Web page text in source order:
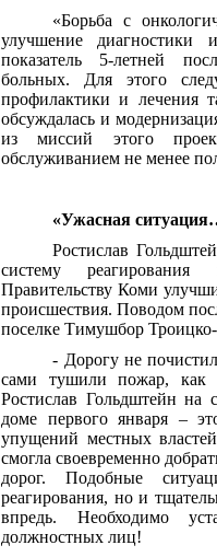
«Борьба с
улучшение
показатель 5-летней
больных. Для этого
профилактики и лечения
обсуждалась и
из миссий этого
обслуживанием не менее
«Ужасная
Ростислав
систему
Правительству Коми
происшествия.Поводом
поселке Тимушбор
- Дорогу не
сами тушили пожар, как
Ростислав Гольдштейн
доме первого января –
упущений местных
смогла своевременно
дорог. Подобные
реагирования, но и
впредь. Необходимо
должностных лиц!